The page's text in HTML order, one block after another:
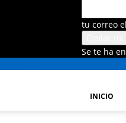
tu correo
Se te ha
INICIO